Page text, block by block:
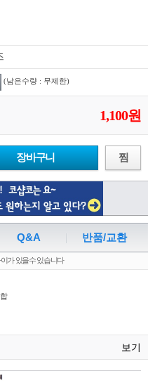
(남은수량 : 무제한)
1,100원
장바구니 찜
Q&A 반품/교환
가 있을수 있습니다
보기